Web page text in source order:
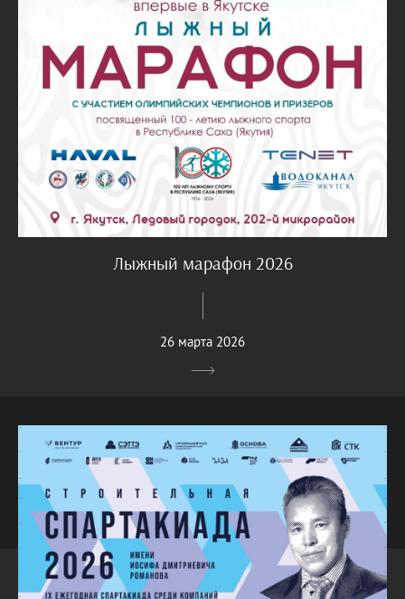
Лыжный марафон 2026
26 марта 2026